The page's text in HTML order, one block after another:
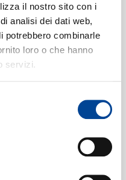
il nostro sito con i
analisi dei dati web,
potrebbero combinarle
loro o che hanno
servizi.
le tracce che
jazzistico